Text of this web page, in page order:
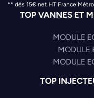
** dès 15€ net HT France
TOP VANNES ET
MODULE
MODULE
MODULE
TOP